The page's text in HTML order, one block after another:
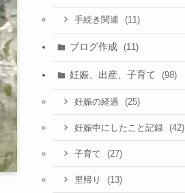
手続き関連 (11)
ブログ作成 (11)
妊娠、出産、子育て (98)
妊娠の経過 (25)
妊娠中にしたこと記録 (42)
子育て (27)
里帰り (13)